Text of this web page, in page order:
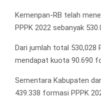
Kemenpan-RB telah
PPPK 2022 sebanyak
Dari jumlah total 530,028
mendapat kuota 90.690
Sementara Kabupaten
439.338 formasi PPPK